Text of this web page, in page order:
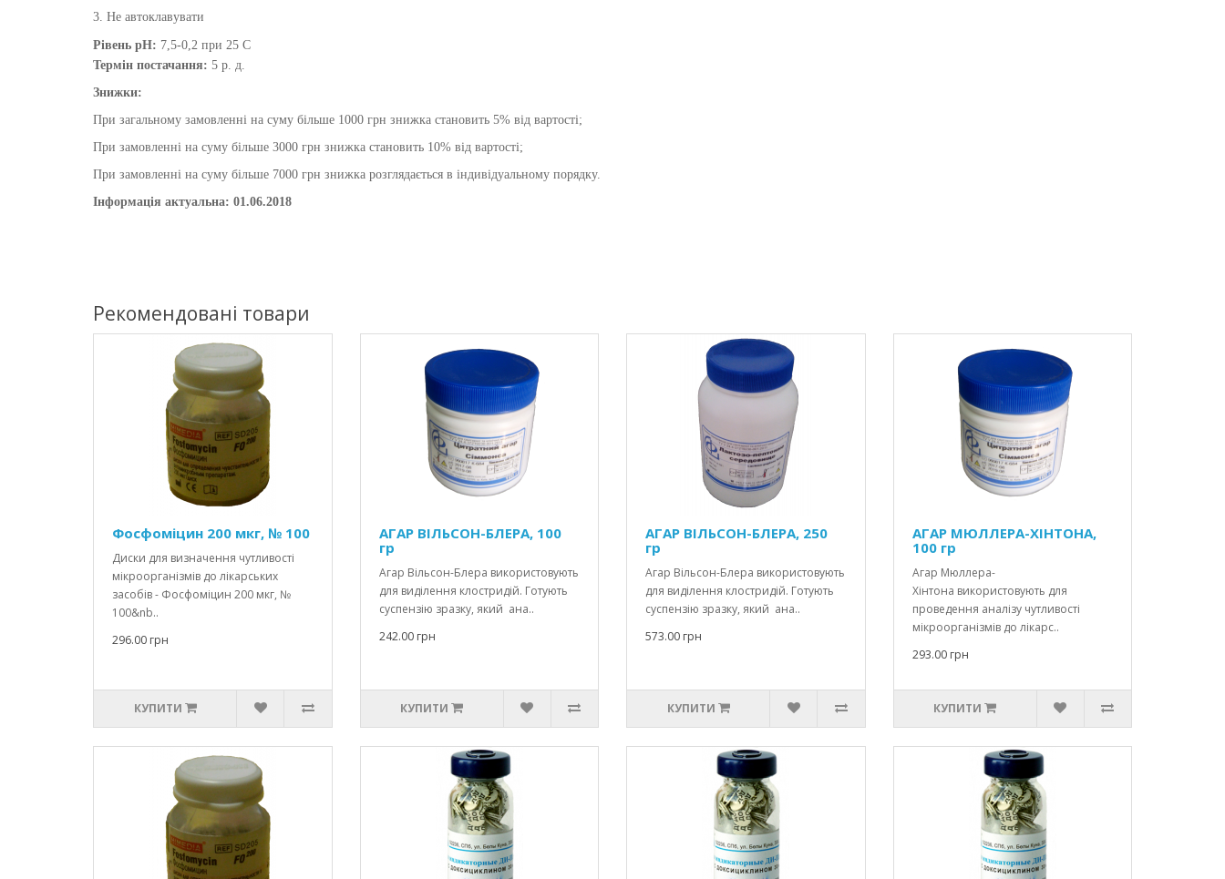
3. Не автоклавувати
Рівень pH: 7,5-0,2 при 25 С
Термін постачання: 5 р. д.
Знижки:
При загальному замовленні на суму більше 1000 грн знижка становить 5% від вартості;
При замовленні на суму більше 3000 грн знижка становить 10% від вартості;
При замовленні на суму більше 7000 грн знижка розглядається в індивідуальному порядку.
Інформація актуальна: 01.06.2018
Рекомендовані товари
Фосфоміцин 200 мкг, № 100
Диски для визначення чутливості
мікроорганізмів до лікарських
засобів - Фосфоміцин 200 мкг, №
100&nb..
296.00 грн
КУПИТИ
АГАР ВІЛЬСОН-БЛЕРА, 100
гр
Агар Вільсон-Блера використовують
для виділення клостридій. Готують
суспензію зразку, який ана..
242.00 грн
КУПИТИ
АГАР ВІЛЬСОН-БЛЕРА, 250
гр
Агар Вільсон-Блера використовують
для виділення клостридій. Готують
суспензію зразку, який ана..
573.00 грн
КУПИТИ
АГАР МЮЛЛЕРА-ХІНТОНА,
100 гр
Агар Мюллера-
Хінтона використовують для
проведення аналізу чутливості
мікроорганізмів до лікарс..
293.00 грн
КУПИТИ